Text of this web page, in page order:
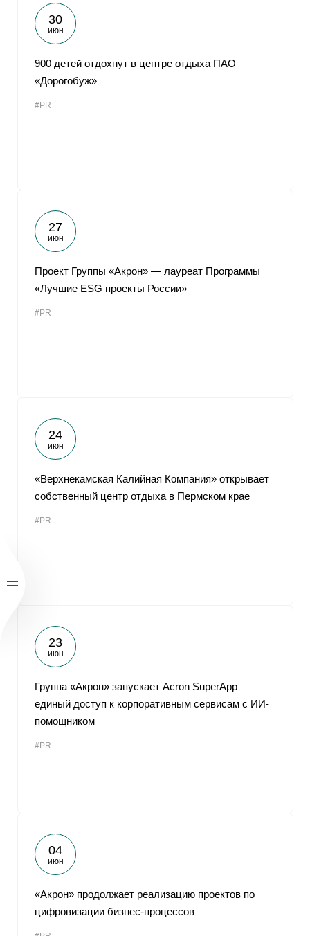
30
июн
900 детей отдохнут в центре отдыха ПАО
«Дорогобуж»
#PR
27
июн
Проект Группы «Акрон» — лауреат Программы
«Лучшие ESG проекты России»
#PR
24
июн
«Верхнекамская Калийная Компания» открывает
собственный центр отдыха в Пермском крае
#PR
23
июн
Группа «Акрон» запускает Acron SuperApp —
единый доступ к корпоративным сервисам с ИИ-
помощником
#PR
04
июн
«Акрон» продолжает реализацию проектов по
цифровизации бизнес-процессов